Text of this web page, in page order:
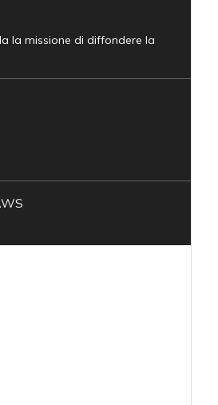
la missione di diffondere la